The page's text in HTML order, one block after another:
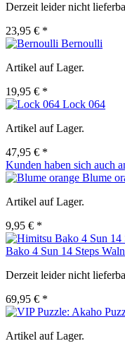
Derzeit leider nicht
23,95 € *
Bernoulli
Artikel auf Lager.
19,95 € *
Lock 064
Artikel auf Lager.
47,95 € *
Kunden haben sich auch
Blume
Artikel auf Lager.
9,95 € *
Bako 4 Sun 14 Steps
Derzeit leider nicht
69,95 € *
Artikel auf Lager.